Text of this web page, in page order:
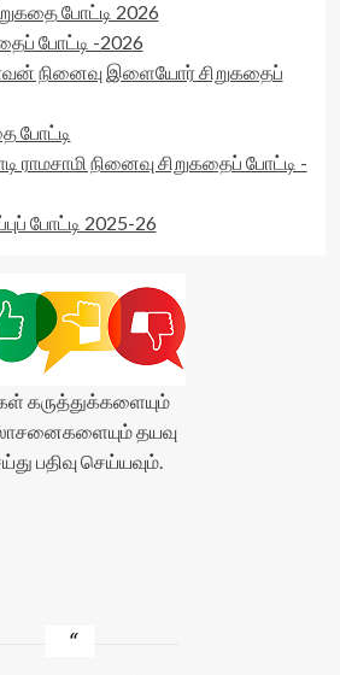
போட்டி 2026
போட்டி -2026
நினைவு இளையோர் சிறுகதைப்
போட்டி
ராமசாமி நினைவு சிறுகதைப் போட்டி -
போட்டி 2025-26
கருத்துக்களையும்
தயவு
பதிவு செய்யவும்.